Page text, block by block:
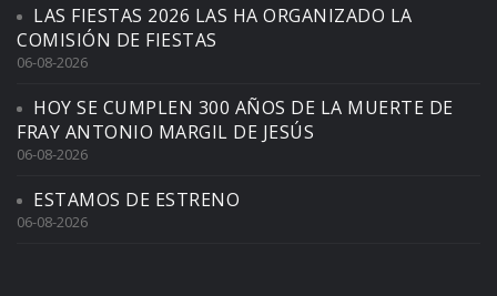
LAS FIESTAS 2026 LAS HA ORGANIZADO LA
COMISIÓN DE FIESTAS
06-08-2026
HOY SE CUMPLEN 300 AÑOS DE LA MUERTE DE
FRAY ANTONIO MARGIL DE JESÚS
06-08-2026
ESTAMOS DE ESTRENO
06-08-2026